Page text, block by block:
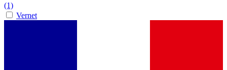
(1)
Vernet